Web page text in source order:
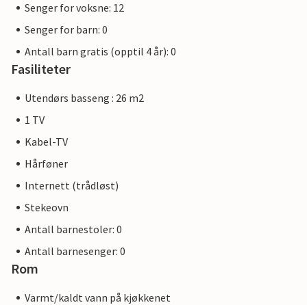
Senger for voksne: 12
Senger for barn: 0
Antall barn gratis (opptil 4 år): 0
Fasiliteter
Utendørs basseng : 26 m2
1 TV
Kabel-TV
Hårføner
Internett (trådløst)
Stekeovn
Antall barnestoler: 0
Antall barnesenger: 0
Rom
Varmt/kaldt vann på kjøkkenet